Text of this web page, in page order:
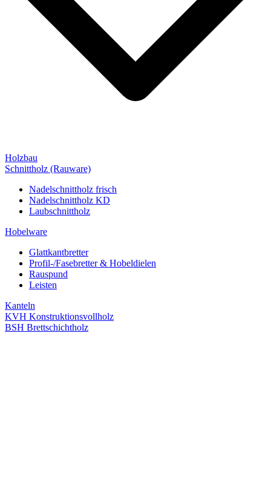
Holzbau
Schnittholz (Rauware)
Nadelschnittholz frisch
Nadelschnittholz KD
Laubschnittholz
Hobelware
Glattkantbretter
Profil-/Fasebretter & Hobeldielen
Rauspund
Leisten
Kanteln
KVH Konstruktionsvollholz
BSH Brettschichtholz